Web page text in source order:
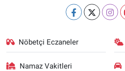
Nöbetçi Eczaneler
Namaz Vakitleri